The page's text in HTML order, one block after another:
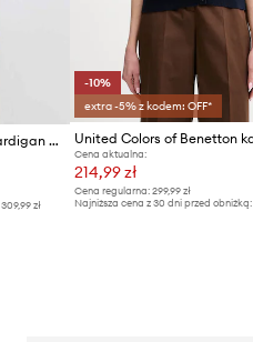
United Colors of Benetton kardigan wełniany
309,99 zł
-10%
extra -5% z kodem: OFF*
Cena aktualna:
214,99 zł
Cena regularna: 299,99 zł
Najniższa cena z 30 dni przed obniżką: